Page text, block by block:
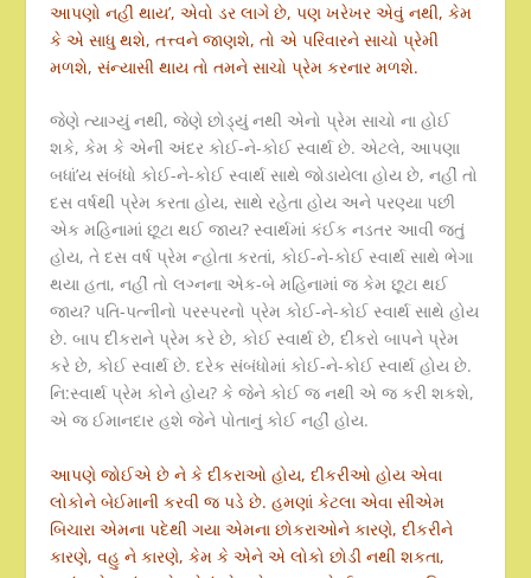
આપણો નહીં થાય’, એવો ડર લાગે છે, પણ ખરેખર એવું નથી, કેમ
કે એ સાધુ થશે, તત્ત્વને જાણશે, તો એ પરિવારને સાચો પ્રેમી
મળશે, સંન્યાસી થાય તો તમને સાચો પ્રેમ કરનાર મળશે.
જેણે ત્યાગ્યું નથી, જેણે છોડ્યું નથી એનો પ્રેમ સાચો ના હોઈ
શકે, કેમ કે એની અંદર કોઈ-ને-કોઈ સ્વાર્થ છે. એટલે, આપણા
બધાં’ય સંબંધો કોઈ-ને-કોઈ સ્વાર્થ સાથે જોડાયેલા હોય છે, નહીં તો
દસ વર્ષથી પ્રેમ કરતા હોય, સાથે રહેતા હોય અને પરણ્યા પછી
એક મહિનામાં છૂટા થઈ જાય? સ્વાર્થમાં કંઈક નડતર આવી જતું
હોય, તે દસ વર્ષ પ્રેમ ન્હોતા કરતાં, કોઈ-ને-કોઈ સ્વાર્થ સાથે ભેગા
થયા હતા, નહીં તો લગ્નના એક-બે મહિનામાં જ કેમ છૂટા થઈ
જાય? પતિ-પત્નીનો પરસ્પરનો પ્રેમ કોઈ-ને-કોઈ સ્વાર્થ સાથે હોય
છે. બાપ દીકરાને પ્રેમ કરે છે, કોઈ સ્વાર્થ છે, દીકરો બાપને પ્રેમ
કરે છે, કોઈ સ્વાર્થ છે. દરેક સંબંધોમાં કોઈ-ને-કોઈ સ્વાર્થ હોય છે.
નિ:સ્વાર્થ પ્રેમ કોને હોય? કે જેને કોઈ જ નથી એ જ કરી શકશે,
એ જ ઈમાનદાર હશે જેને પોતાનું કોઈ નહીં હોય.
આપણે જોઈએ છે ને કે દીકરાઓ હોય, દીકરીઓ હોય એવા
લોકોને બેઈમાની કરવી જ પડે છે. હમણાં કેટલા એવા સીએમ
બિચારા એમના પદેથી ગયા એમના છોકરાઓને કારણે, દીકરીને
કારણે, વહુ ને કારણે, કેમ કે એને એ લોકો છોડી નથી શકતા,